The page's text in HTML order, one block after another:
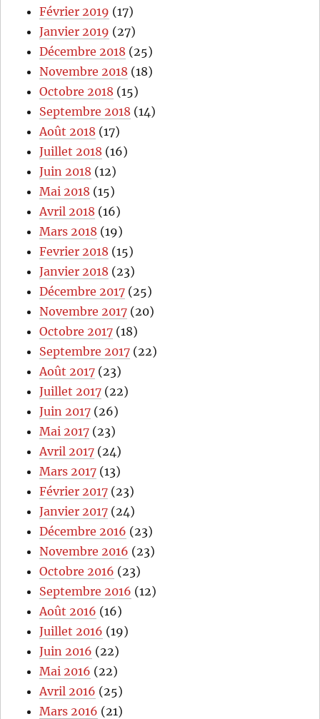
Février 2019 (17)
Janvier 2019 (27)
Décembre 2018 (25)
Novembre 2018 (18)
Octobre 2018 (15)
Septembre 2018 (14)
Août 2018 (17)
Juillet 2018 (16)
Juin 2018 (12)
Mai 2018 (15)
Avril 2018 (16)
Mars 2018 (19)
Fevrier 2018 (15)
Janvier 2018 (23)
Décembre 2017 (25)
Novembre 2017 (20)
Octobre 2017 (18)
Septembre 2017 (22)
Août 2017 (23)
Juillet 2017 (22)
Juin 2017 (26)
Mai 2017 (23)
Avril 2017 (24)
Mars 2017 (13)
Février 2017 (23)
Janvier 2017 (24)
Décembre 2016 (23)
Novembre 2016 (23)
Octobre 2016 (23)
Septembre 2016 (12)
Août 2016 (16)
Juillet 2016 (19)
Juin 2016 (22)
Mai 2016 (22)
Avril 2016 (25)
Mars 2016 (21)